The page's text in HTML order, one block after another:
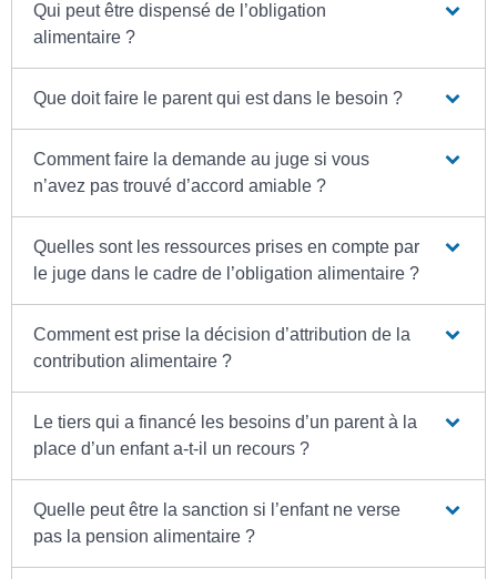
Qui peut être dispensé de l’obligation
alimentaire ?
Que doit faire le parent qui est dans le besoin ?
Comment faire la demande au juge si vous
n’avez pas trouvé d’accord amiable ?
Quelles sont les ressources prises en compte par
le juge dans le cadre de l’obligation alimentaire ?
Comment est prise la décision d’attribution de la
contribution alimentaire ?
Le tiers qui a financé les besoins d’un parent à la
place d’un enfant a-t-il un recours ?
Quelle peut être la sanction si l’enfant ne verse
pas la pension alimentaire ?